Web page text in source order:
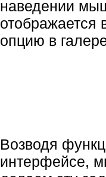
наведении
отображается
опцию в
Возводя
интерфейсе,